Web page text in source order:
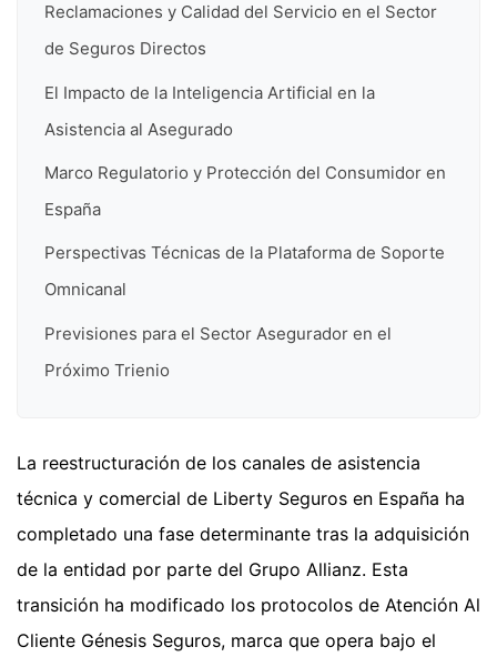
Reclamaciones y Calidad del Servicio en el Sector
de Seguros Directos
El Impacto de la Inteligencia Artificial en la
Asistencia al Asegurado
Marco Regulatorio y Protección del Consumidor en
España
Perspectivas Técnicas de la Plataforma de Soporte
Omnicanal
Previsiones para el Sector Asegurador en el
Próximo Trienio
La reestructuración de los canales de asistencia
técnica y comercial de Liberty Seguros en España ha
completado una fase determinante tras la adquisición
de la entidad por parte del Grupo Allianz. Esta
transición ha modificado los protocolos de Atención Al
Cliente Génesis Seguros, marca que opera bajo el